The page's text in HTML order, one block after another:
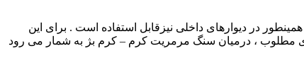
در دیوارهای داخلی نیزقابل استفاده است . برای این
ای مطلوب ، درمیان سنگ مرمریت کرم – کرم بژ به شمار می رود